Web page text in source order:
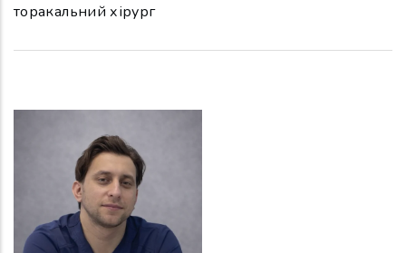
торакальний хірург